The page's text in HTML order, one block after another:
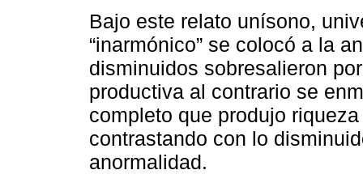
Bajo este relato unísono,
“inarmónico” se colocó a la
disminuidos sobresalieron
productiva al contrario se
completo que produjo
contrastando con lo
anormalidad.